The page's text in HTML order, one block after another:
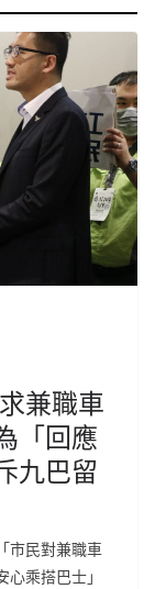
兼職車
「回應
九巴留
市民對兼職車
乘搭巴士」